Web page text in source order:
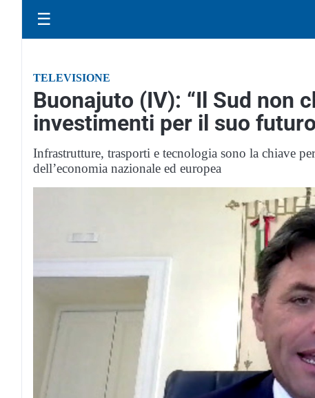
☰
TELEVISIONE
Buonajuto (IV): “Il Sud non
investimenti per il suo
Infrastrutture, trasporti e tecnologia sono la chiave
dell’economia nazionale ed europea